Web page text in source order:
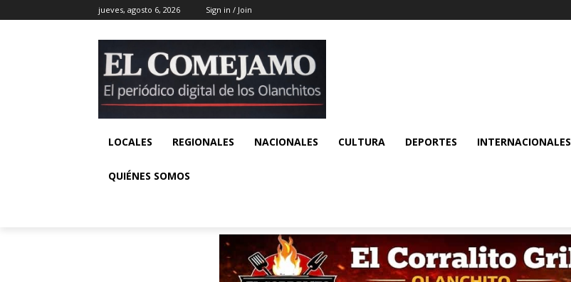
jueves, agosto 6, 2026 Sign in / Join
LOCALES REGIONALES NACIONALES CULTURA DEPORTES INTERNACIONALES
QUIÉNES SOMOS